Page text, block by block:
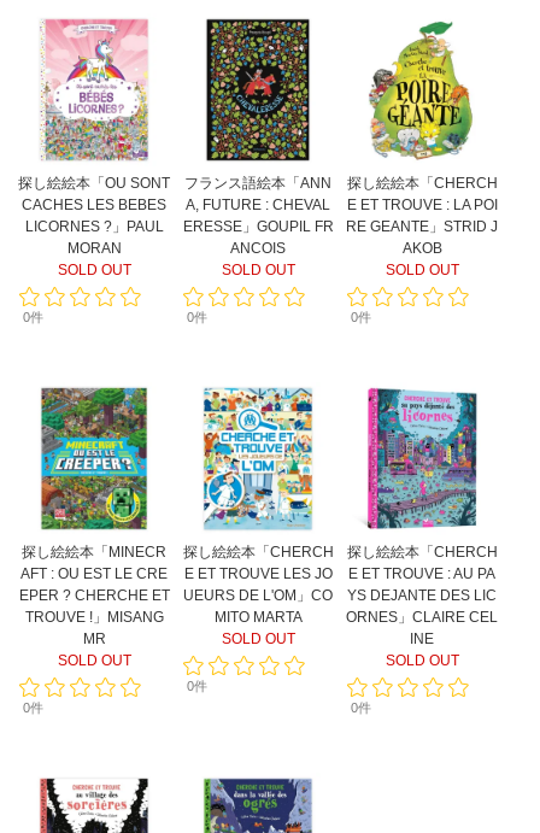
探し絵絵本「OU SONT
CACHES LES BEBES
LICORNES ?」PAUL
MORAN
SOLD OUT
0件
フランス語絵本「ANN
A, FUTURE : CHEVAL
ERESSE」GOUPIL FR
ANCOIS
SOLD OUT
0件
探し絵絵本「CHERCH
E ET TROUVE : LA POI
RE GEANTE」STRID J
AKOB
SOLD OUT
0件
探し絵絵本「MINECR
AFT : OU EST LE CRE
EPER ? CHERCHE ET
TROUVE !」MISANG
MR
SOLD OUT
0件
探し絵絵本「CHERCH
E ET TROUVE LES JO
UEURS DE L'OM」CO
MITO MARTA
SOLD OUT
0件
探し絵絵本「CHERCH
E ET TROUVE : AU PA
YS DEJANTE DES LIC
ORNES」CLAIRE CEL
INE
SOLD OUT
0件